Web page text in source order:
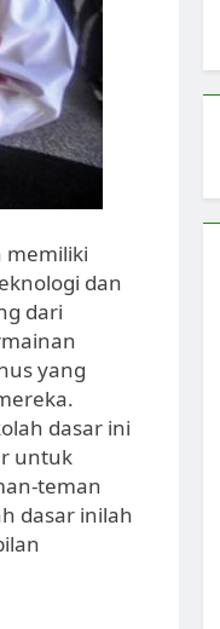
memiliki
dan
dari
yang
dasar ini
untuk
teman
dasar inilah